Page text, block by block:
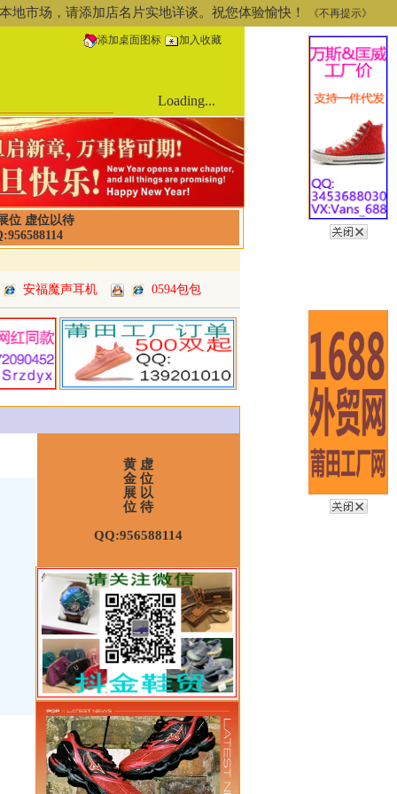
地市场，请添加店名片实地详谈。祝您体验愉快！ 《不再提示》
添加桌面图标 加入收藏
Loading...
位 虚位以待
安福魔声耳机 0594包包
黄 虚
金 位
展 以
位 待
QQ:956588114